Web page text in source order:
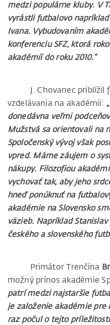
medzi populárne kluby. V
vyrástli futbalovo
Ivana. Vybudovaním
konferenciu SFZ, ktorá
akadémií do roku 2010.“
J. Chovanec priblížil
vzdelávania na akadémii:
donedávna veľmi
Mužstvá sa orientovali na
Spoločenský vývoj však
vpred. Máme záujem o
nákupy. Filozofiou
vychovať tak, aby jeho
hneď ponúknuť na
akadémie na Slovensko
väzieb. Napríklad
českého a slovenského
Primátor Trenčína
možný prínos akadémie
patrí medzi najstaršie
je založenie akadémie pre
raz počul o tejto